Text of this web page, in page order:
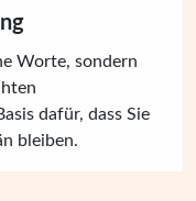
Worte, sondern
dafür, dass Sie
bleiben.